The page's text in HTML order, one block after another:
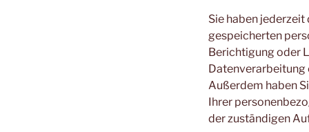
Sie haben
gespeicherten
Berichtigung oder
Datenverarbeitung
Außerdem haben
Ihrer
der zuständigen